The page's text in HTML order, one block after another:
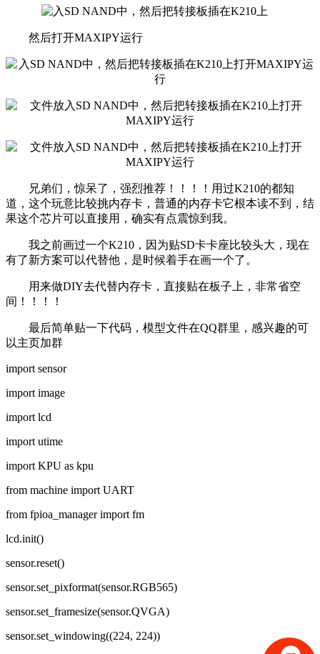
然后打开MAXIPY运行
兄弟们，惊呆了，强烈推荐！！！！用过K210的都知
道，这个玩意比较挑内存卡，普通的内存卡它根本读不到，结
果这个芯片可以直接用，确实有点震惊到我。
我之前画过一个K210，因为贴SD卡卡座比较头大，现在
有了新方案可以代替他，是时候着手在画一个了。
用来做DIY去代替内存卡，直接贴在板子上，非常省空
间！！！！
最后简单贴一下代码，模型文件在QQ群里，感兴趣的可
以主页加群
import sensor
import image
import lcd
import utime
import KPU as kpu
from machine import UART
from fpioa_manager import fm
lcd.init()
sensor.reset()
sensor.set_pixformat(sensor.RGB565)
sensor.set_framesize(sensor.QVGA)
sensor.set_windowing((224, 224))